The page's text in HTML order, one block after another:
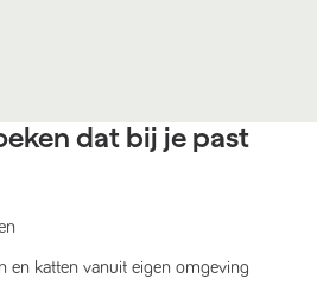
dat bij je past
en katten vanuit eigen omgeving